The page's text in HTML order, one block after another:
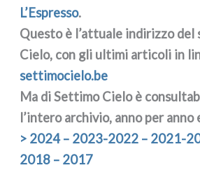
L’Espresso.
Questo è l’attuale indi­riz­zo del
Cielo, con gli ulti­mi arti­co­li in
set​ti​mo​cie​lo​.be
Ma di Settimo Cielo è
l’intero archi­vio, anno per anno
> 2024 – 2023-2022 – 2021-
2018 – 2017